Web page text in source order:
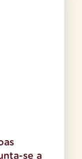
se a